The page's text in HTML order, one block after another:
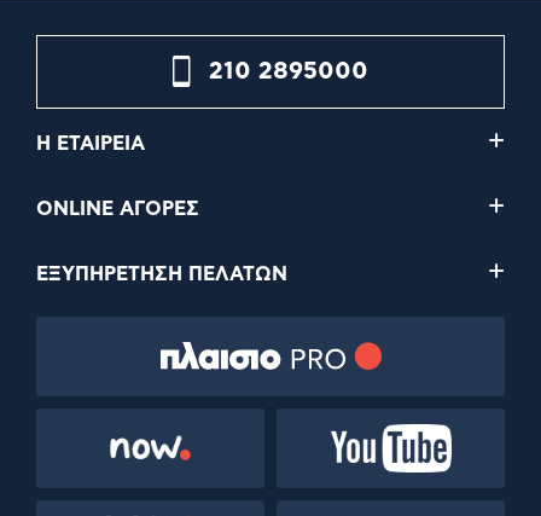
210 2895000
Η ΕΤΑΙΡΕΙΑ
ONLINE ΑΓΟΡΕΣ
ΕΞΥΠΗΡΕΤΗΣΗ ΠΕΛΑΤΩΝ